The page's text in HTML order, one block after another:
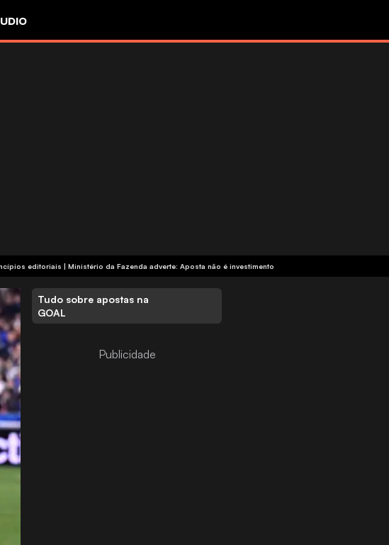
editoriais | Ministério da Fazenda adverte: Aposta não é investimento
Tudo sobre apostas na
GOAL